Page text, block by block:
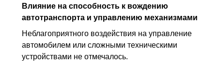
Влияние на способность к вождению
автотранспорта и управлению механизмами
Неблагоприятного воздействия на управление
автомобилем или сложными техническими
устройствами не отмечалось.